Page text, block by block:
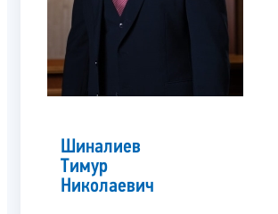
Шиналиев
Тимур
Николаевич